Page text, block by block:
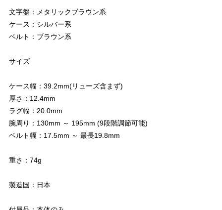
文字盤：メタリックブラウン系
ケース：シルバー系
ベルト：ブラウン系
サイズ
ケース幅：39.2mm(リューズ含まず)
厚さ：12.4mm
ラグ幅：20.0mm
腕周り：130mm ～ 195mm (9段階調節可能)
ベルト幅：17.5mm ～ 最長19.8mm
重さ：74g
製造国：日本